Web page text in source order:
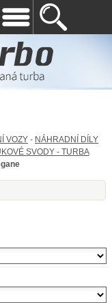
VOZY - NÁHRADNÍ DÍLY
SVODY - TURBA